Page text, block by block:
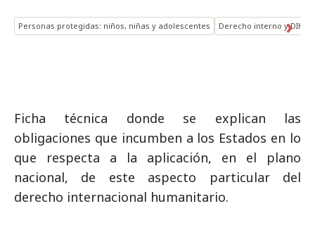
Personas protegidas: niños, niñas y adolescentes Derecho interno y DIH
Ficha técnica donde se explican las
obligaciones que incumben a los Estados en lo
que respecta a la aplicación, en el plano
nacional, de este aspecto particular del
derecho internacional humanitario.